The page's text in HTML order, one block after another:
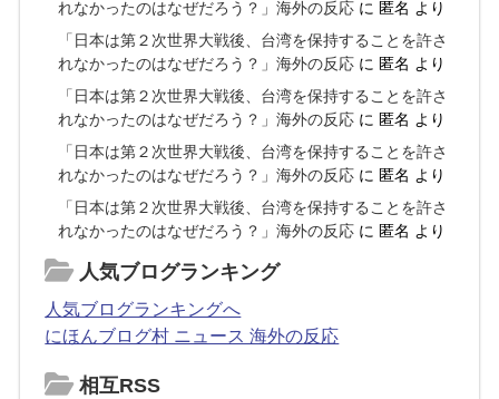
れなかったのはなぜだろう？」海外の反応 に匿名 より
「日本は第２次世界大戦後、台湾を保持することを許さ
れなかったのはなぜだろう？」海外の反応 に匿名 より
「日本は第２次世界大戦後、台湾を保持することを許さ
れなかったのはなぜだろう？」海外の反応 に匿名 より
「日本は第２次世界大戦後、台湾を保持することを許さ
れなかったのはなぜだろう？」海外の反応 に匿名 より
「日本は第２次世界大戦後、台湾を保持することを許さ
れなかったのはなぜだろう？」海外の反応 に匿名 より
人気ブログランキング
人気ブログランキングへ
にほんブログ村 ニュース 海外の反応
相互RSS